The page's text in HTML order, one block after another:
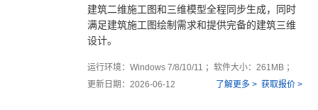
建筑二维施工图和三维模型全程同步生成，同时
满足建筑施工图绘制需求和提供完备的建筑三维
设计。
运行环境：Windows 7/8/10/11 ；软件大小：261MB ；
更新日期：2026-06-12
获取报价 >
了解更多 >